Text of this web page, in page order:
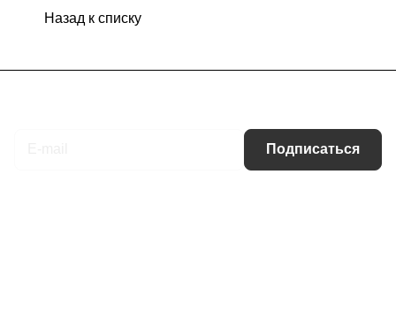
Назад к списку
Подписаться